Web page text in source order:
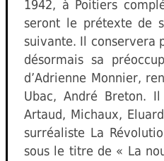
1942, à Poitiers
seront le prétexte de
suivante. Il conservera
désormais sa
d’Adrienne Monnier,
Ubac, André Breton.
Artaud, Michaux,
surréaliste La
sous le titre de « La